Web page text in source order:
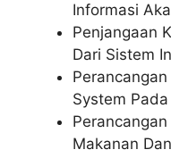
Informasi
Penjangaan
Dari Sistem
System
Makanan